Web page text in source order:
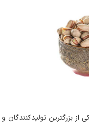
از بزرگترین تولیدکنندگان و